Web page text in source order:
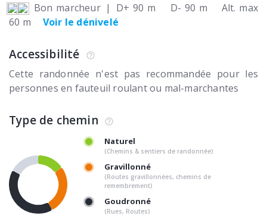
Bon marcheur | D+ 90 m D- 90 m
Alt. max
60 m
Voir le dénivelé
Accessibilité
Cette randonnée n'est pas recommandée pour les
personnes en fauteuil roulant ou mal-marchantes
Type de chemin
Naturel
(Chemins & sentiers de randonnée)
Gravillonné
(Routes gravillonnées, chemins de
remembrement)
Goudronné
(Rues, Routes)